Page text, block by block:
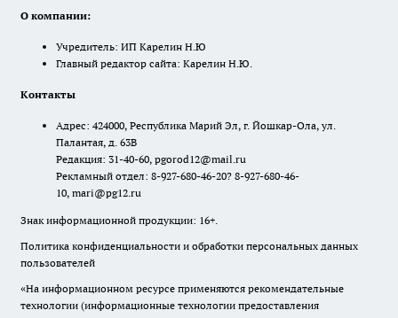
О компании:
Учредитель: ИП Карелин Н.Ю
Главный редактор сайта: Карелин Н.Ю.
Контакты
Адрес: 424000, Республика Марий Эл, г. Йошкар-Ола, ул.
Палантая, д. 63В
Редакция: 31-40-60, pgorod12@mail.ru
Рекламный отдел: 8-927-680-46-20? 8-927-680-46-
10, mari@pg12.ru
Знак информационной продукции: 16+.
Политика конфиденциальности и обработки персональных данных
пользователей
«На информационном ресурсе применяются рекомендательные
технологии (информационные технологии предоставления